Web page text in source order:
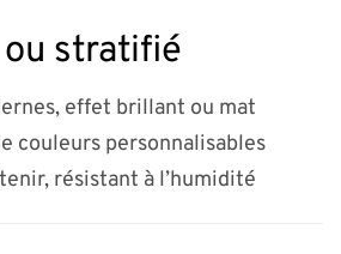
ou stratifié
effet brillant ou mat
couleurs personnalisables
résistant à l’humidité